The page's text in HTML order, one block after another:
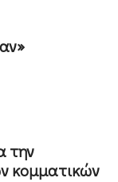
την
κομματικών